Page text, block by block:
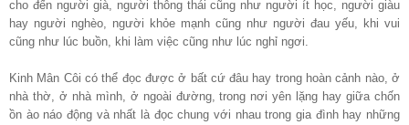
cho đến người già, người thông thái cũng như người ít học, người giàu
hay người nghèo, người khỏe mạnh cũng như người đau yếu, khi vui
cũng như lúc buồn, khi làm việc cũng như lúc nghỉ ngơi.
Kinh Mân Côi có thể đọc được ở bất cứ đâu hay trong hoàn cảnh nào, ở
nhà thờ, ở nhà mình, ở ngoài đường, trong nơi yên lặng hay giữa chốn
ồn ào náo động và nhất là đọc chung với nhau trong gia đình hay những